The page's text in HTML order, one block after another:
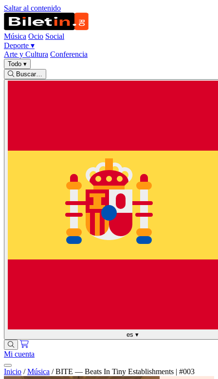
Saltar al contenido
Música Ocio Social
Deporte ▾
Arte y Cultura Conferencia
Todo ▾
Buscar…
es ▾
Mi cuenta
Inicio / Música / BITE — Beats In Tiny Establishments | #003